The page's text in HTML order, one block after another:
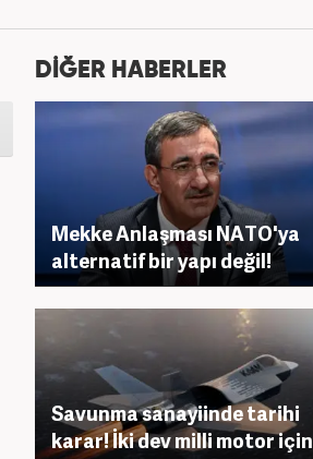
DİĞER HABERLER
Mekke Anlaşması NATO'ya
alternatif bir yapı değil!
Savunma sanayiinde tarihi
karar! İki dev milli motor için